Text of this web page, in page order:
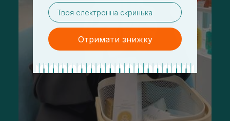
email
Отримати знижку